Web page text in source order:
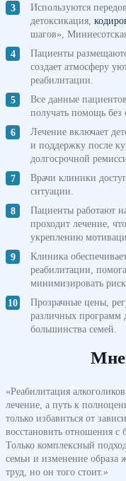
Используются
детоксикация,
шагов»,
Пациенты
создает атмосферу
реабилитации.
Все данные
получать помощь без
Лечение включает
и поддержку после
долгосрочной
Врачи клиники
ситуации.
Пациенты работают
проходит лечение,
укреплению
Клиника
реабилитации,
минимизировать
Прозрачные цены,
различных программ
большинства семей.
«Реабилитация
лечение, а путь к
только избавиться от
восстановить отношения с
Только комплексный
семьи и изменение образа
труд, но он того стоит.»